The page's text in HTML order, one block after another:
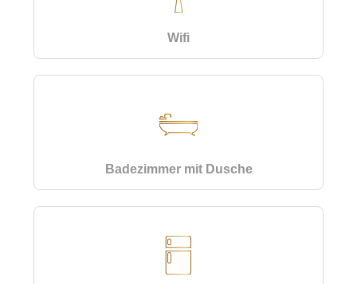
Wifi
Badezimmer mit Dusche